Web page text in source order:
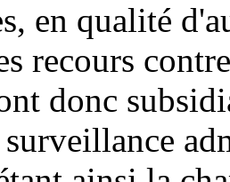
en qualité
recours
donc
surveillance